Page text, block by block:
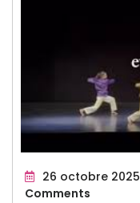
26 octobre 2025
Comments